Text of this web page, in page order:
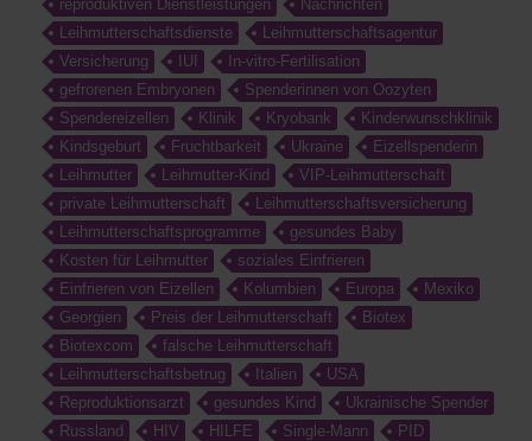
reproduktiven Dienstleistungen
Nachrichten
Leihmutterschaftsdienste
Leihmutterschaftsagentur
Versicherung
IUI
In-vitro-Fertilisation
gefrorenen Embryonen
Spenderinnen von Oozyten
Spendereizellen
Klinik Kryobank
Kinderwunschklinik
Kindsgeburt
Fruchtbarkeit Ukraine
Eizellspenderin
Leihmutter
Leihmutter-Kind
VIP-Leihmutterschaft
private Leihmutterschaft
Leihmutterschaftsversicherung
Leihmutterschaftsprogramme
gesundes Baby
Kosten für Leihmutter
soziales Einfrieren
Einfrieren von Eizellen
Kolumbien Europa
Mexiko
Georgien
Preis der Leihmutterschaft
Biotex
Biotexcom
falsche Leihmutterschaft
Leihmutterschaftsbetrug
Italien
USA
Reproduktionsarzt
gesundes Kind
Ukrainische Spender
Russland
HIV HILFE Single-Mann
PID